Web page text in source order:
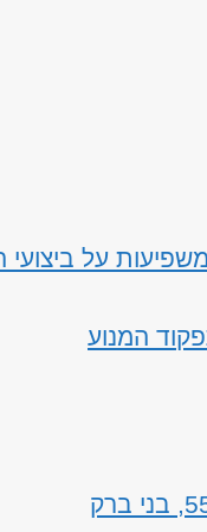
על ביצועי
המנוע